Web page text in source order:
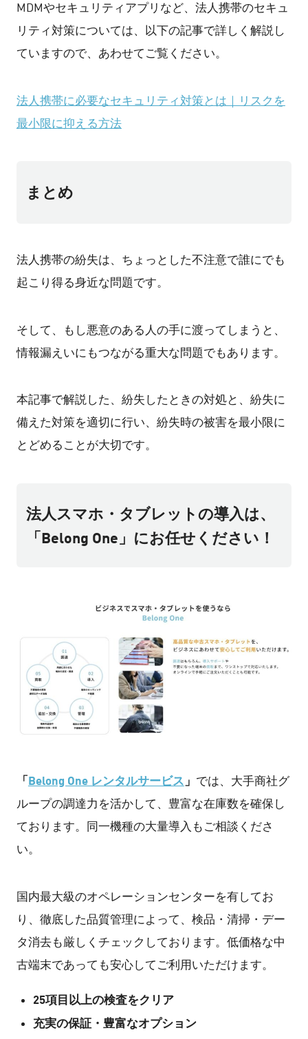
MDMやセキュリティアプリなど、法人携帯のセキュ
リティ対策については、以下の記事で詳しく解説し
ていますので、あわせてご覧ください。
法人携帯に必要なセキュリティ対策とは｜リスクを
最小限に抑える方法
まとめ
法人携帯の紛失は、ちょっとした不注意で誰にでも
起こり得る身近な問題です。
そして、もし悪意のある人の手に渡ってしまうと、
情報漏えいにもつながる重大な問題でもあります。
本記事で解説した、紛失したときの対処と、紛失に
備えた対策を適切に行い、紛失時の被害を最小限に
とどめることが大切です。
法人スマホ・タブレットの導入は、
「Belong One」にお任せください！
「Belong One レンタルサービス 」 では、大手商社グ
ループの調達力を活かして、豊富な在庫数を確保し
ております。同一機種の大量導入もご相談くださ
い。
国内最大級のオペレーションセンターを有してお
り、徹底した品質管理によって、検品・清掃・デー
タ消去も厳しくチェックしております。低価格な中
古端末であっても安心してご利用いただけます。
25項目以上の検査をクリア
充実の保証・豊富なオプション